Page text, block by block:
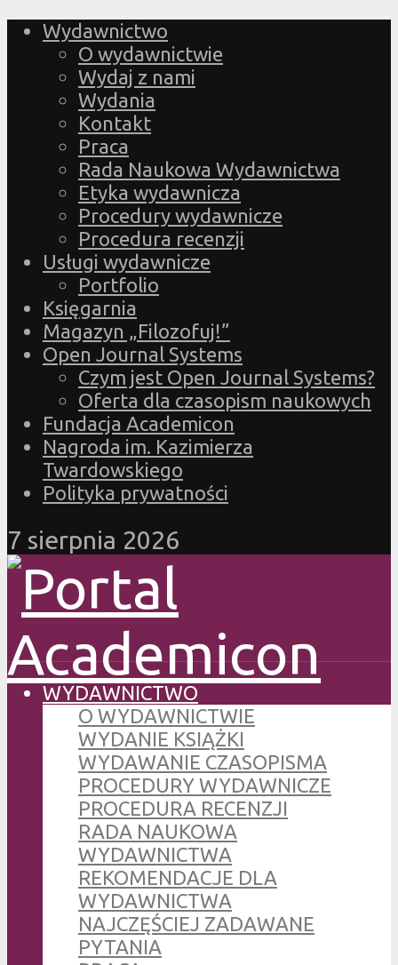
Wydawnictwo
O wydawnictwie
Wydaj z nami
Wydania
Kontakt
Praca
Rada Naukowa Wydawnictwa
Etyka wydawnicza
Procedury wydawnicze
Procedura recenzji
Usługi wydawnicze
Portfolio
Księgarnia
Magazyn „Filozofuj!”
Open Journal Systems
Czym jest Open Journal Systems?
Oferta dla czasopism naukowych
Fundacja Academicon
Nagroda im. Kazimierza
Twardowskiego
Polityka prywatności
7 sierpnia 2026
WYDAWNICTWO
O WYDAWNICTWIE
WYDANIE KSIĄŻKI
WYDAWANIE CZASOPISMA
PROCEDURY WYDAWNICZE
PROCEDURA RECENZJI
RADA NAUKOWA
WYDAWNICTWA
REKOMENDACJE DLA
WYDAWNICTWA
NAJCZĘŚCIEJ ZADAWANE
PYTANIA